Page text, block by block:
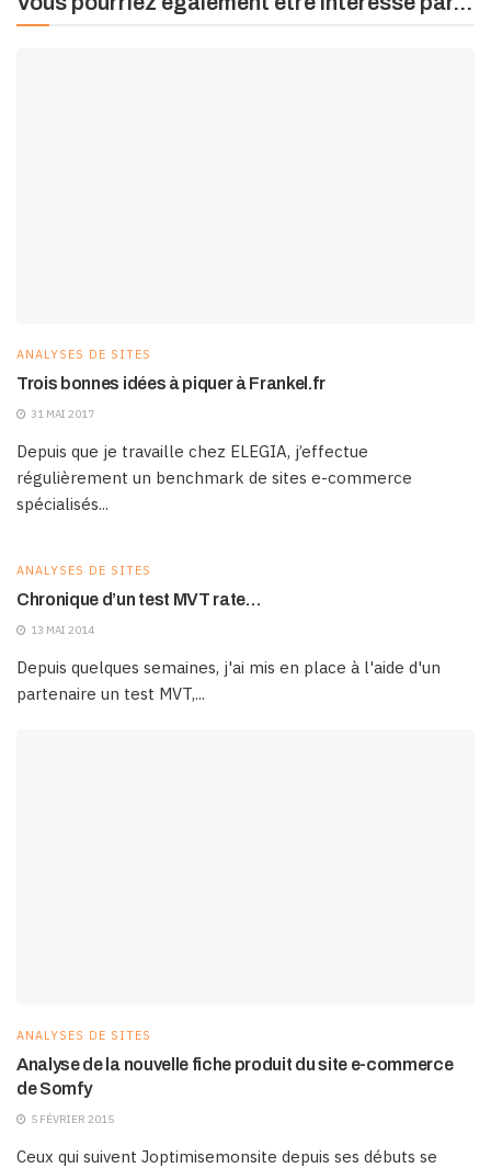
ANALYSES DE SITES
Trois bonnes idées à piquer à Frankel.fr
31 MAI 2017
Depuis que je travaille chez ELEGIA, j’effectue
régulièrement un benchmark de sites e-commerce
spécialisés...
ANALYSES DE SITES
Chronique d’un test MVT rate…
13 MAI 2014
Depuis quelques semaines, j'ai mis en place à l'aide d'un
partenaire un test MVT,...
ANALYSES DE SITES
Analyse de la nouvelle fiche produit du site e-commerce
de Somfy
5 FÉVRIER 2015
Ceux qui suivent Joptimisemonsite depuis ses débuts se